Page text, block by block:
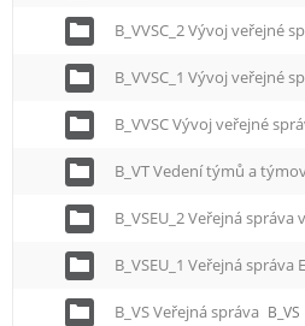
B_VVSC_2 Vývoj veřejné
B_VVSC_1 Vývoj veřejné
B_VVSC Vývoj veřejné
B_VT Vedení týmů a
B_VSEU_2 Veřejná správa
B_VSEU_1 Veřejná správa
B_VS Veřejná správa B_VS